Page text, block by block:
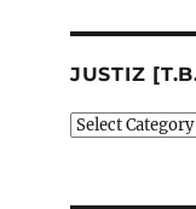
oder
Bücher)
JUSTIZ
Justiz